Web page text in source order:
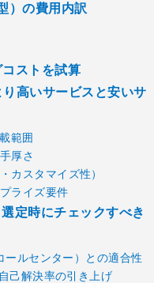
）の費用内訳
ストを試算
高いサービスと安いサ
範囲
厚さ
カスタマイズ性）
ライズ要件
定時にチェックすべき
ルセンター）との適合性
己解決率の引き上げ